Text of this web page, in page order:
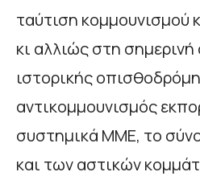
ταύτιση κομμουνισμού
κι αλλιώς στη
ιστορικής
αντικομμουνισμός
συστημικά ΜΜΕ, το
και των αστικών